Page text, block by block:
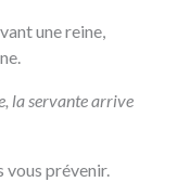
une reine,
la servante arrive
vous prévenir.